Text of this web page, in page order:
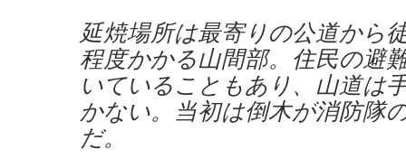
延焼場所は最寄りの公道から
程度かかる山間部。住民の避
いていることもあり、山道は
かない。当初は倒木が消防隊
だ。